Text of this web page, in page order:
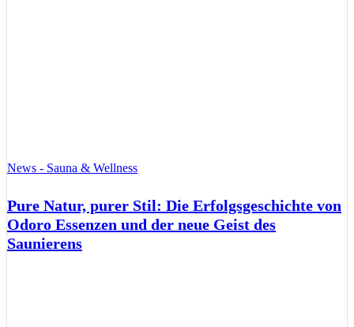
News - Sauna & Wellness
Pure Natur, purer Stil: Die Erfolgsgeschichte von
Odoro Essenzen und der neue Geist des
Saunierens